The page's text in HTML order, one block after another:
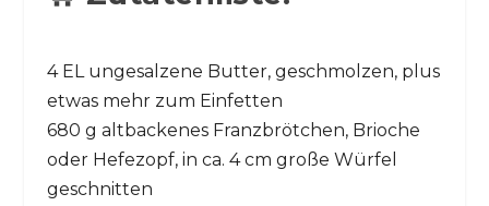
4 EL ungesalzene Butter, geschmolzen, plus
etwas mehr zum Einfetten
680 g altbackenes Franzbrötchen, Brioche
oder Hefezopf, in ca. 4 cm große Würfel
geschnitten